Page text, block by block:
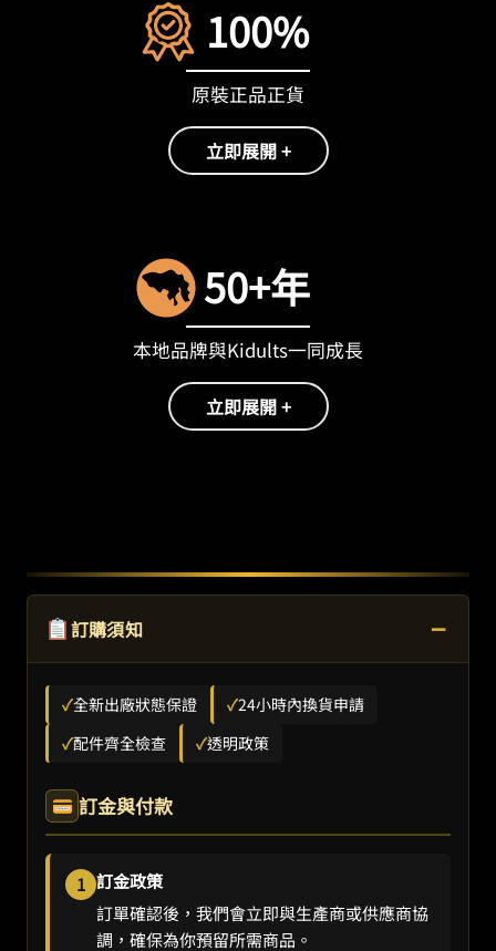
100%
原裝正品正貨
立即展開 +
50+年
本地品牌與Kidults一同成長
立即展開 +
訂購須知 −
✓全新出廠狀態保證 ✓24小時內換貨申請
✓配件齊全檢查 ✓透明政策
訂金與付款
1 訂金政策
訂單確認後，我們會立即與生產商或供應商協
調，確保為你預留所需商品。